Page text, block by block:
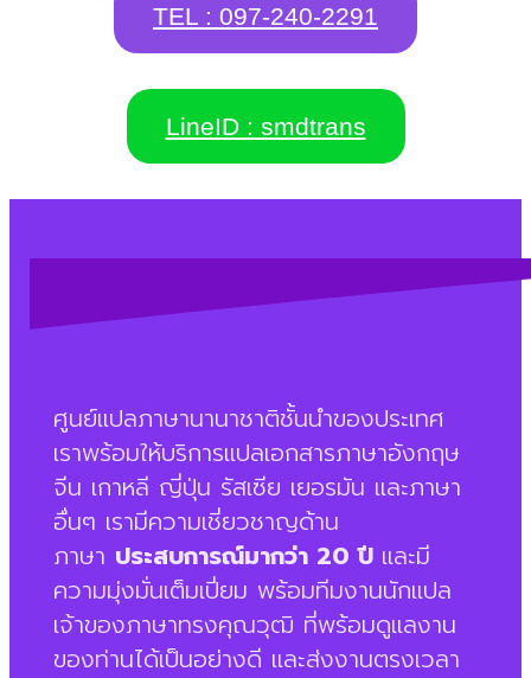
TEL : 097-240-2291
LineID : smdtrans
ศูนย์แปลภาษานานาชาติชั้นนำของประเทศ
เราพร้อมให้บริการแปลเอกสารภาษาอังกฤษ
จีน เกาหลี ญี่ปุ่น รัสเซีย เยอรมัน และภาษา
อื่นๆ เรามีความเชี่ยวชาญด้าน
ภาษา ประสบการณ์มากว่า 20 ปี และมี
ความมุ่งมั่นเต็มเปี่ยม พร้อมทีมงานนักแปล
เจ้าของภาษาทรงคุณวุฒิ ที่พร้อมดูแลงาน
ของท่านได้เป็นอย่างดี และส่งงานตรงเวลา